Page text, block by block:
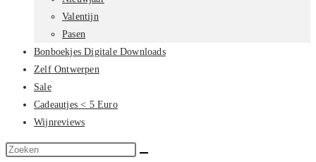
Valentijn
Pasen
Bonboekjes Digitale Downloads
Zelf Ontwerpen
Sale
Cadeautjes < 5 Euro
Wijnreviews
Zoek